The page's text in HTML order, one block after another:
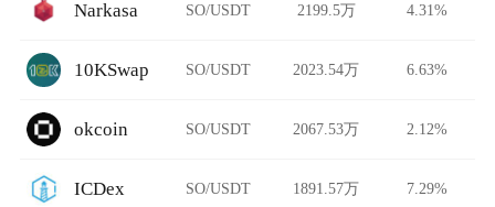
Narkasa SO/USDT 2199.5万 4.31%
10KSwap SO/USDT 2023.54万 6.63%
okcoin SO/USDT 2067.53万 2.12%
ICDex SO/USDT 1891.57万 7.29%